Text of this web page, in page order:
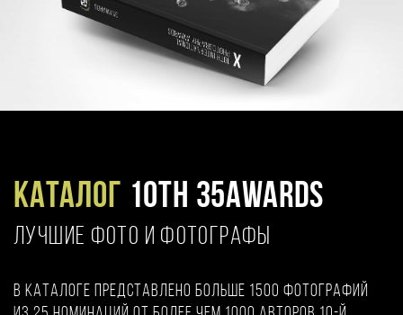
Каталог 10TH 35AWARDS
ЛУЧШИЕ ФОТО И ФОТОГРАФЫ
В каталоге представлено больше 1500 фотографий